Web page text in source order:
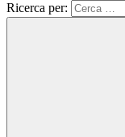
Ricerca per: